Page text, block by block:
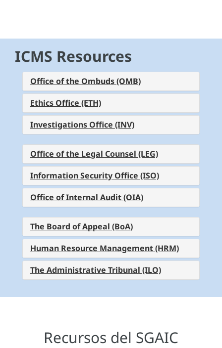
ICMS Resources
Office of the Ombuds (OMB)
Ethics Office (ETH)
Investigations Office (INV)
Office of the Legal Counsel (LEG)
Information Security Office (ISO)
Office of Internal Audit (OIA)
The Board of Appeal (BoA)
Human Resource Management (HRM)
The Administrative Tribunal (ILO)
Recursos del SGAIC